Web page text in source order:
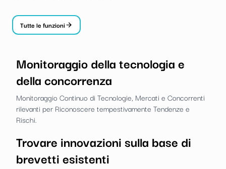
Tutte le funzioni
Monitoraggio della tecnologia e
della concorrenza
Monitoraggio Continuo di Tecnologie, Mercati e Concorrenti
rilevanti per Riconoscere tempestivamente Tendenze e
Rischi.
Trovare innovazioni sulla base di
brevetti esistenti